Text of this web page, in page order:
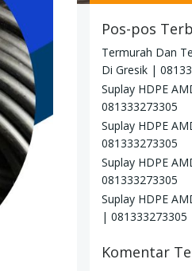
Pos-pos
Termurah Dan
Di Gresik |
Suplay HDPE
081333273305
Suplay HDPE
081333273305
Suplay HDPE
081333273305
Suplay HDPE
| 081333273305
Komentar